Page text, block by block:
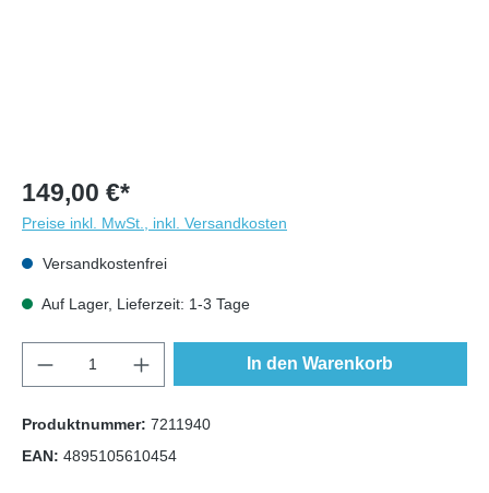
149,00 €*
Preise inkl. MwSt., inkl. Versandkosten
Versandkostenfrei
Auf Lager, Lieferzeit: 1-3 Tage
In den Warenkorb
Produktnummer: 7211940
EAN: 4895105610454